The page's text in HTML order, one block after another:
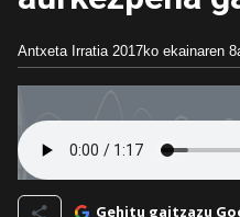
Antxeta Irratia 2017ko ekainaren
Gehitu gaitzazu